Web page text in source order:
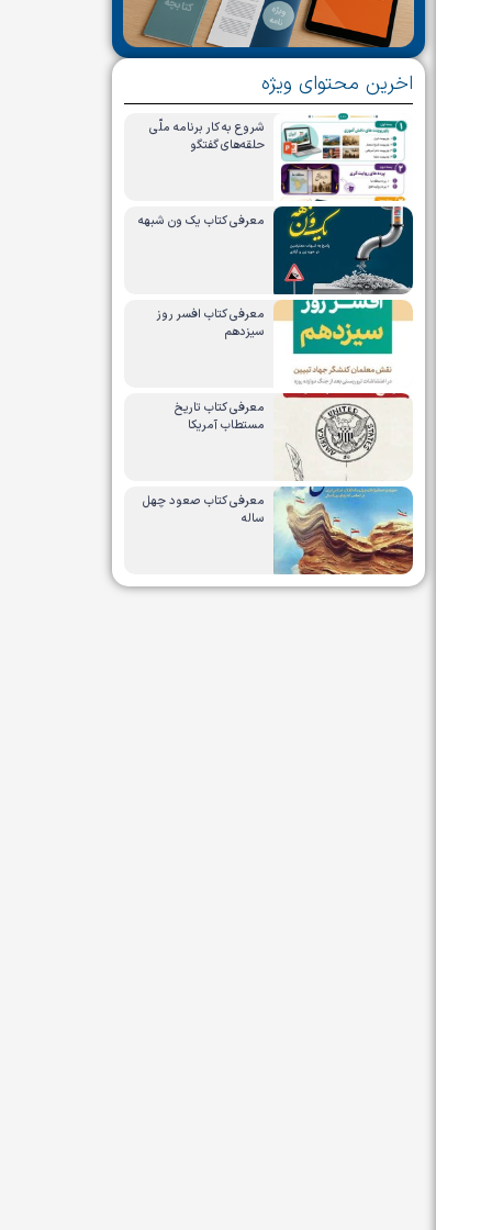
اخرین محتوای ویژه
شروع به کار برنامه ملّی
حلقه‌های گفتگو
معرفی کتاب یک ون شبهه
معرفی کتاب افسر روز
سیزدهم
معرفی کتاب تاریخ
مستطاب آمریکا
معرفی کتاب صعود چهل
ساله